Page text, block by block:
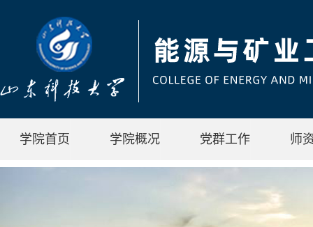
学院首页 学院概况 党群工作 师